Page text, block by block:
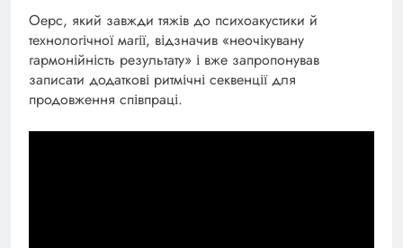
Оерс, який завжди тяжів до психоакустики й
технологічної магії, відзначив «неочікувану
гармонійність результату» і вже запропонував
записати додаткові ритмічні секвенції для
продовження співпраці.